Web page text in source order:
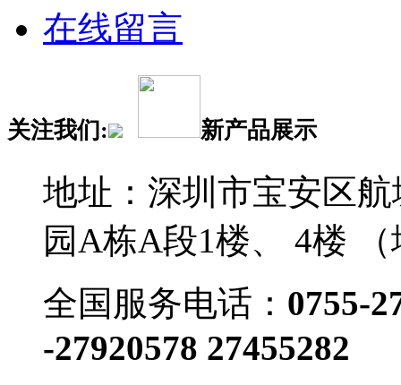
在线留言
关注我们: 新产品展示
地址：深圳市宝安区
园A栋A段1楼、 4楼
全国服务电话： 0755-
-27920578 27455282